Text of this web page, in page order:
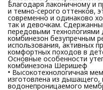
Благодаря лаконичному и
и темно-серого оттенков,
современно и одинаково
так и девочкам.
передовыми технологиями
комбинезон безупречным
использования, активных
комфортных походов в
Основные особенности
комбинезона Шеришеф
• Высокотехнологичная
изготовлена из дышащего,
водонепроницаемого